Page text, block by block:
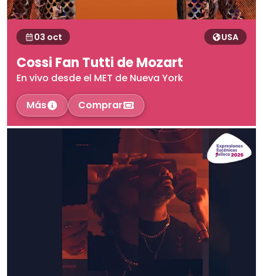
03 oct USA
Cossi Fan Tutti de Mozart
En vivo desde el MET de Nueva York
Más
Comprar